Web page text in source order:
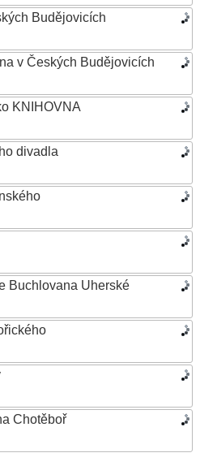
Budějovicích
v Českých Budějovicích
KNIHOVNA
divadla
Buchlovana Uherské
Chotěboř